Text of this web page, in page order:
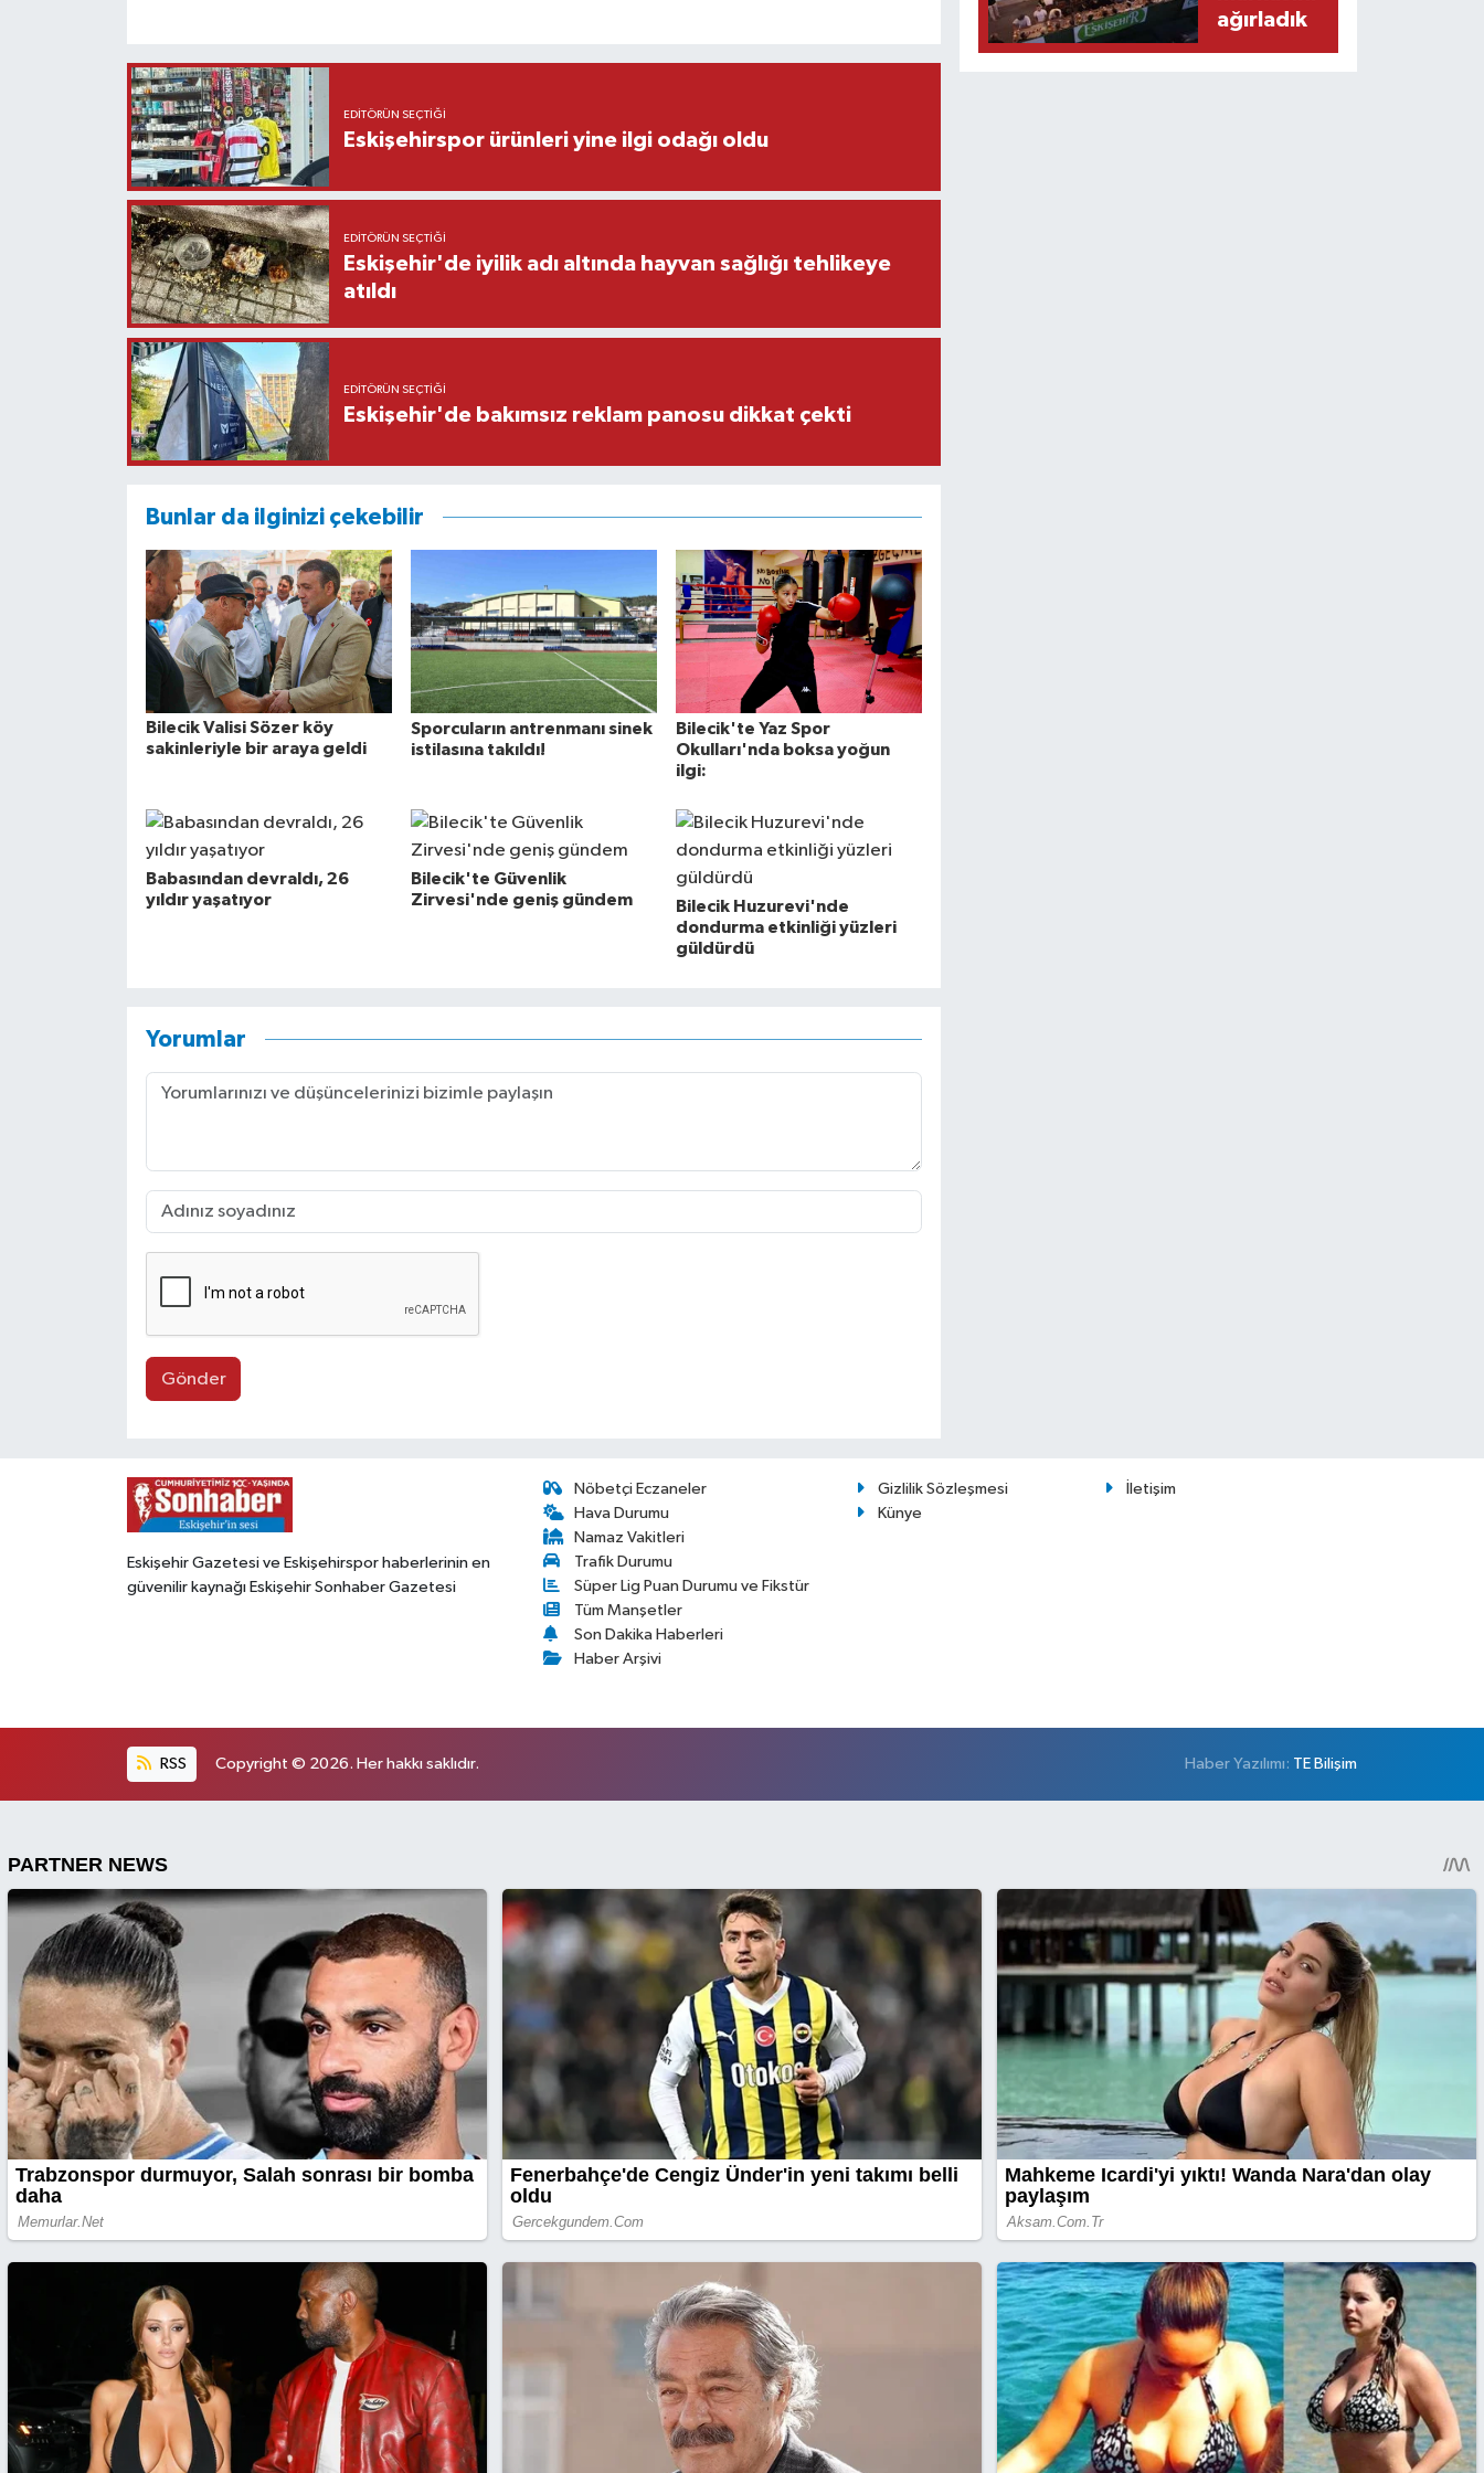
EDITÖRÜN SEÇTIĞI
Eskişehirspor ürünleri yine ilgi odağı oldu
EDITÖRÜN SEÇTIĞI
Eskişehir'de iyilik adı altında hayvan sağlığı tehlikeye
atıldı
EDITÖRÜN SEÇTIĞI
Eskişehir'de bakımsız reklam panosu dikkat çekti
Bunlar da ilginizi çekebilir
Bilecik Valisi Sözer köy
sakinleriyle bir araya geldi
Sporcuların antrenmanı sinek
istilasına takıldı!
Bilecik'te Yaz Spor
Okulları'nda boksa yoğun
ilgi:
Babasından devraldı, 26
yıldır yaşatıyor
Bilecik'te Güvenlik
Zirvesi'nde geniş gündem
Bilecik Huzurevi'nde
dondurma etkinliği yüzleri
güldürdü
Yorumlar
Gönder
ağırladık
Eskişehir Gazetesi ve Eskişehirspor haberlerinin en
güvenilir kaynağı Eskişehir Sonhaber Gazetesi
Nöbetçi Eczaneler
Hava Durumu
Namaz Vakitleri
Trafik Durumu
Süper Lig Puan Durumu ve Fikstür
Tüm Manşetler
Son Dakika Haberleri
Haber Arşivi
Gizlilik Sözleşmesi
İletişim
Künye
RSS Copyright © 2026. Her hakkı saklıdır. Haber Yazılımı: TE Bilişim